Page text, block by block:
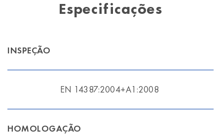
Especificações
INSPEÇÃO
EN 14387:2004+A1:2008
HOMOLOGAÇÃO